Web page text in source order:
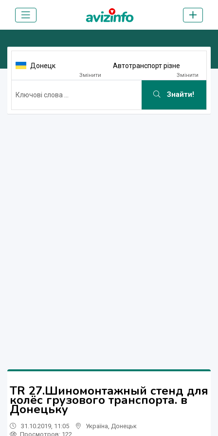
Донецк
Змінити
Автотранспорт різне
Змінити
Знайти!
ТR 27.Шиномонтажный стенд для
колёс грузового транспорта. в
Донецьку
31.10.2019, 11:05 Україна Донецьк
Просмотров: 122